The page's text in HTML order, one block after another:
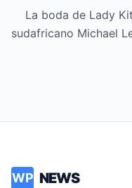
convirtió en uno
más comentados
La boda de Lady
sudafricano Michael
WP NEWS